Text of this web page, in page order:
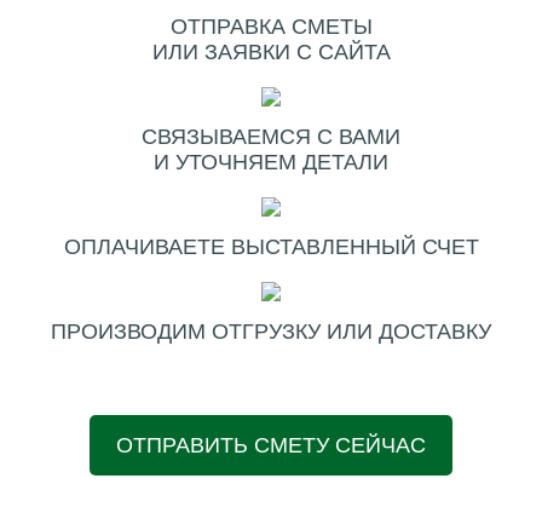
ОТПРАВКА СМЕТЫ
ИЛИ ЗАЯВКИ С САЙТА
СВЯЗЫВАЕМСЯ С ВАМИ
И УТОЧНЯЕМ ДЕТАЛИ
ОПЛАЧИВАЕТЕ ВЫСТАВЛЕННЫЙ СЧЕТ
ПРОИЗВОДИМ ОТГРУЗКУ ИЛИ ДОСТАВКУ
ОТПРАВИТЬ СМЕТУ СЕЙЧАС